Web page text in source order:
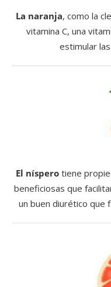
La naranja, como la
vitamina C, una
estimular
El nísperotiene
beneficiosas que
un buen diurético que